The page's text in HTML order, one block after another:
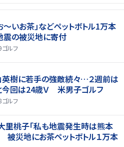
～いお茶」などペットボトル1万本
震の被災地に寄付
ゴルフ
英樹に若手の強敵続々…２週前は
今回は24歳Ｖ 米男子ゴルフ
ゴルフ
大里桃子「私も地震発生時は熊本
被災地にお茶ペットボトル１万本